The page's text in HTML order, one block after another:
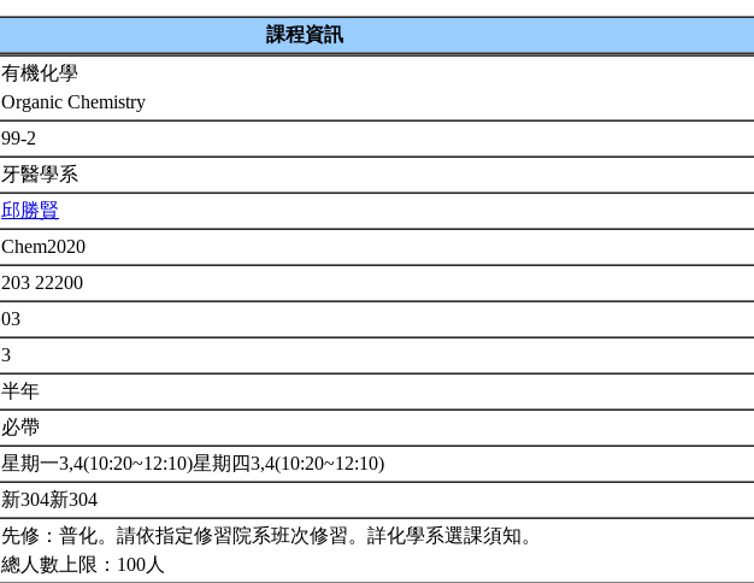
課程資訊
有機化學
Organic Chemistry
99-2
牙醫學系
邱勝賢
Chem2020
203 22200
03
3
半年
必帶
星期一3,4(10:20~12:10)星期四3,4(10:20~12:10)
新304新304
先修：普化。請依指定修習院系班次修習。詳化學系選課須知。
總人數上限：100人